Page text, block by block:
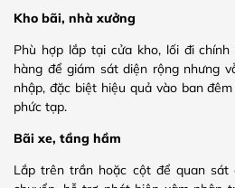
Kho bãi, nhà xưởng
Phù hợp lắp tại cửa kho, lối đi
hàng để giám sát diện rộng nhưng
nhập, đặc biệt hiệu quả vào ban
phức tạp.
Bãi xe, tầng hầm
Lắp trên trần hoặc cột để quan